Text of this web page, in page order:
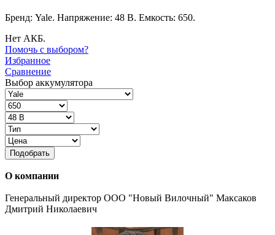
Бренд: Yale. Напряжение: 48 В. Емкость: 650.
Нет АКБ.
Помочь с выбором?
Избранное
Сравнение
Выбор аккумулятора
Подобрать
О компании
Генеральный директор ООО "Новый Вилочный" Максаков
Дмитрий Николаевич